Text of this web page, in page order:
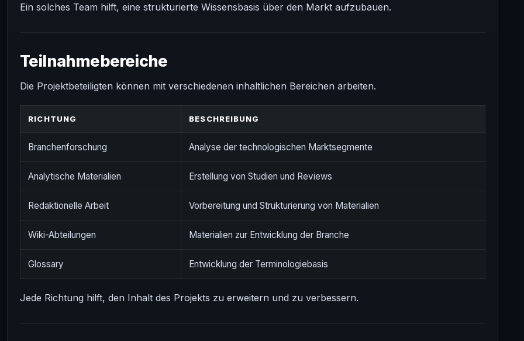
Ein solches Team hilft, eine strukturierte Wissensbasis über den Markt aufzubauen.
Teilnahmebereiche
Die Projektbeteiligten können mit verschiedenen inhaltlichen Bereichen arbeiten.
RICHTUNG BESCHREIBUNG
Branchenforschung Analyse der technologischen Marktsegmente
Analytische Materialien Erstellung von Studien und Reviews
Redaktionelle Arbeit Vorbereitung und Strukturierung von Materialien
Wiki-Abteilungen Materialien zur Entwicklung der Branche
Glossary Entwicklung der Terminologiebasis
Jede Richtung hilft, den Inhalt des Projekts zu erweitern und zu verbessern.